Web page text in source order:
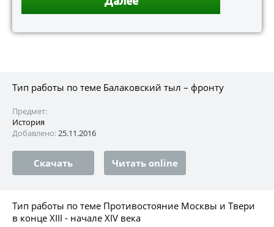
Тип работы по теме Балаковский тыл – фронту
Предмет:
История
Добавлено:25.11.2016
Скачать Читать online
Тип работы по теме Противостояние Москвы и Твери
в конце XIII - начале XIV века